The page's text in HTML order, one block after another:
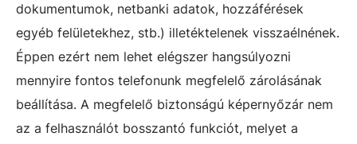
dokumentumok, netbanki adatok, hozzáférések
egyéb felületekhez, stb.) illetéktelenek visszaélnének.
Éppen ezért nem lehet elégszer hangsúlyozni
mennyire fontos telefonunk megfelelő zárolásának
beállítása. A megfelelő biztonságú képernyőzár nem
az a felhasználót bosszantó funkciót, melyet a